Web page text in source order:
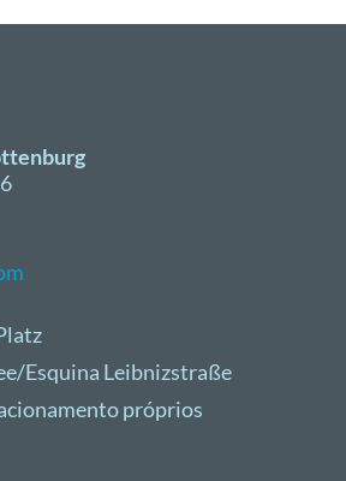
Esquina Leibnizstraße
próprios